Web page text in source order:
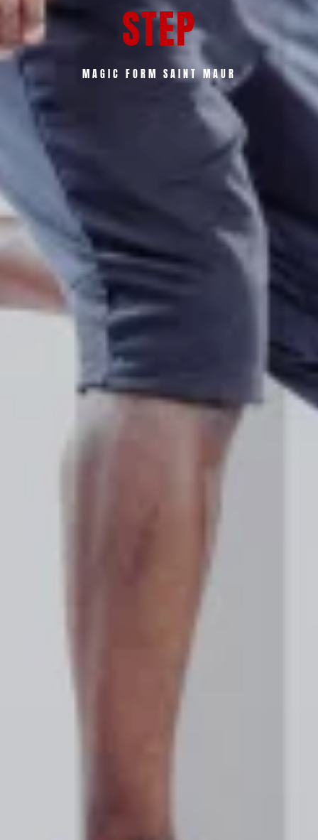
STEP
MAGIC FORM SAINT MAUR